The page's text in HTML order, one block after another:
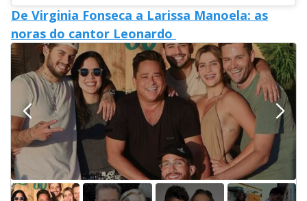
De Virginia Fonseca a Larissa Manoela: as
noras do cantor Leonardo